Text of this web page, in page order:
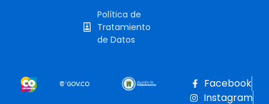
Política de
Tratamiento
de Datos
Facebook
Instagram